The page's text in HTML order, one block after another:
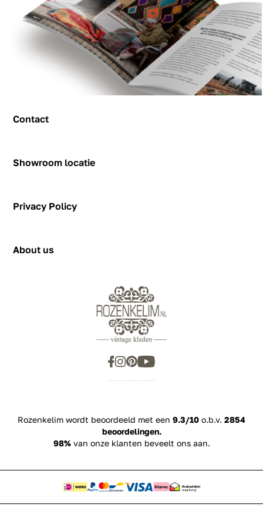
Contact
Showroom locatie
Figeehal 2
2031 BJ Haarlem
Privacy Policy
About us
Rozenkelim wordt beoordeeld met een 9.3/10 o.b.v. 2854
beoordelingen.
98%van onze klanten beveelt ons aan.